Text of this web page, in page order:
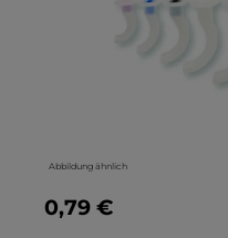
Abbildung ähnlich
Regulärer Preis:
0,79 €